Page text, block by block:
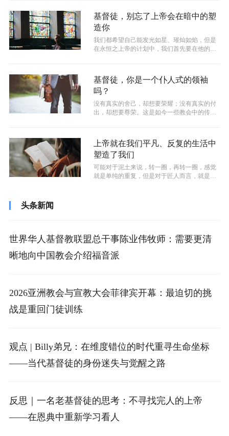
基督徒，别忘了上帝会在暗中的塑
造你
我们都希望自己能发光如星、璀灿如焰，但是
在永恒之上帝的计划中，我们首先要在他的旨
基督徒，你是一个仆人式的领袖
吗？
没有真实的舍己，却想要荣耀；没有真实的付
出，却想要尊荣。这是如今一些教会中的传道
上帝就在我们平凡、反复的生活中
塑造了我们
可能对于泥土来说，转一圈，再转一圈，感觉
就是单纯的重复，但是对于匠人而言，就是在
头条新闻
世界华人基督教联盟总干事陈业伟牧师：需要更清
晰地向中国教会介绍福音派
2026亚洲教会与宣教大会菲律宾开幕：最迫切的挑
战是重回门徒训练
观点 | Billy弟兄：在维度错位的时代重寻生命坐标
——当代基督徒的身份迷失与觉醒之路
反思｜一名老基督徒的思考：不寻找完人的上帝
——在恩典中重新学习看人